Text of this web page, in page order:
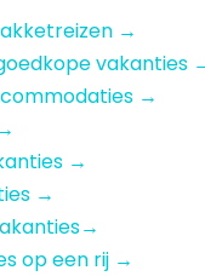
→
vakanties
→
→
→
op een rij →